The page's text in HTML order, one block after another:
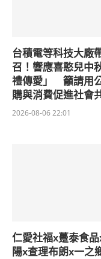
台積電等科技大廠
召！響應喜憨兒中
禮傳愛」 籲請用
購與消費促進社會
2026-08-06 22:01
仁愛社福x躉泰食
陽x查理布朗x一之